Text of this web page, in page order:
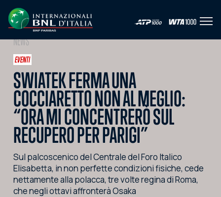
Apri
NEWS
EVENTI
SWIATEK FERMA UNA
COCCIARETTO NON AL MEGLIO:
“ORA MI CONCENTRERÒ SUL
RECUPERO PER PARIGI”
Sul palcoscenico del Centrale del Foro Italico
Elisabetta, in non perfette condizioni fisiche, cede
nettamente alla polacca, tre volte regina di Roma,
che negli ottavi affronterà Osaka
IT EN
L'EVENTO
NEWS
VIDEO
FOTO
SOCIAL
CORPORATE HOSPITALITY